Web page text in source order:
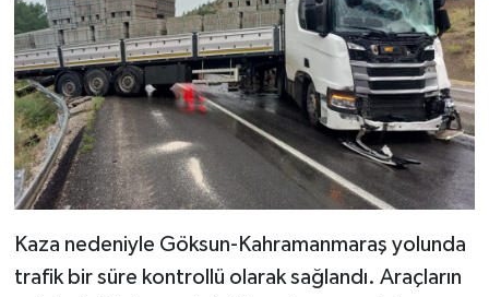
Kaza nedeniyle Göksun-Kahramanmaraş yolunda
trafik bir süre kontrollü olarak sağlandı. Araçların